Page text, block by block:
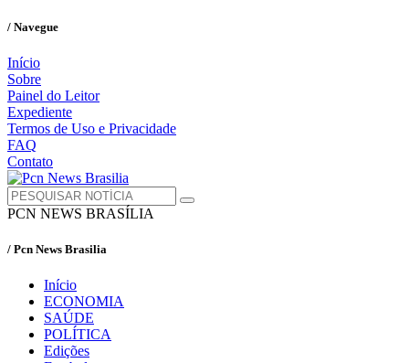
/ Navegue
Início
Sobre
Painel do Leitor
Expediente
Termos de Uso e Privacidade
FAQ
Contato
PCN NEWS BRASÍLIA
/ Pcn News Brasilia
Início
ECONOMIA
SAÚDE
POLÍTICA
Edições